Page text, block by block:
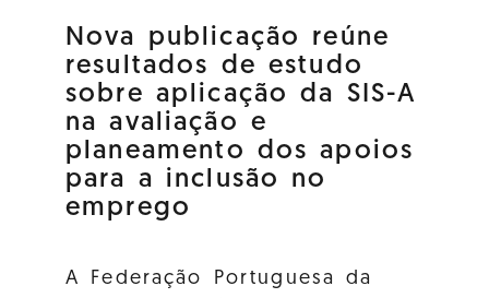
Nova publicação reúne
resultados de estudo
sobre aplicação da SIS-A
na avaliação e
planeamento dos apoios
para a inclusão no
emprego
A Federação Portuguesa da